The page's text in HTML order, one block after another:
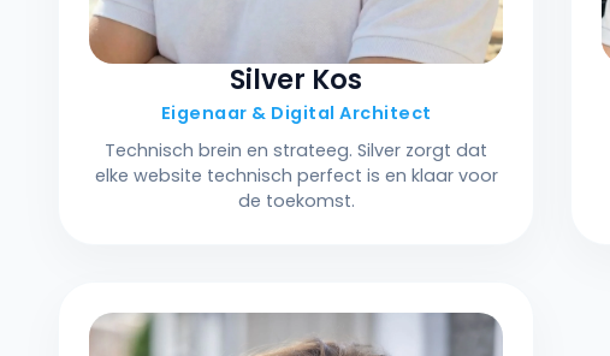
Silver Kos
Eigenaar & Digital Architect
Technisch brein en strateeg. Silver zorgt dat
elke website technisch perfect is en klaar voor
de toekomst.